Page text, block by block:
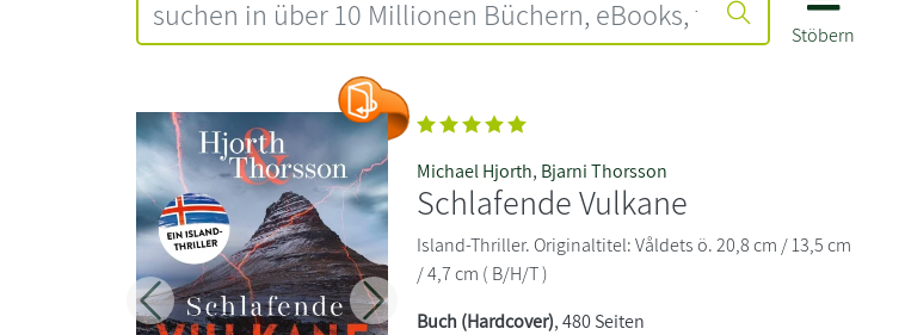
Stöbern
Zurück Weiter
Michael Hjorth, Bjarni Thorsson
Schlafende Vulkane
Island-Thriller. Originaltitel: Våldets ö. 20,8 cm / 13,5 cm
/ 4,7 cm ( B/H/T )
Buch (Hardcover), 480 Seiten